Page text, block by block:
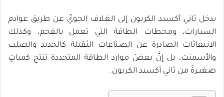
يدخل ثاني أكسيد الكربون إلى الغلاف الجويّ عن طريق عوادم
السيارات، ومحطات الطاقة التي تعمل بالفحم، وكذلك
الانبعاثات الصادرة عن الصناعات الثقيلة كالحديد والصلب
والأسمنت، بل إنَّ بعضَ موارد الطاقة المتجددة تنتج كمياتٍ
صغيـرةً من ثاني أكسيد الكربون.